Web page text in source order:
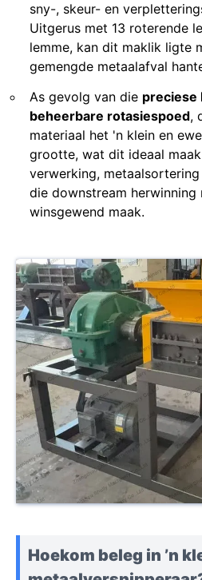
sny-, skeur- en
Uitgerus met 13 roterende
lemme, kan dit maklik ligte
gemengde metaalafval
As gevolg van die preciese
beheerbare rotasiespoed,
materiaal het 'n klein en
grootte, wat dit ideaal
verwerking,
die downstream
winsgewend maak.
Hoekom beleg in ’n